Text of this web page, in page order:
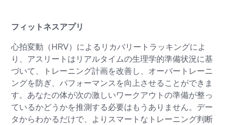
フィットネスアプリ
心拍変動（HRV）によるリカバリートラッキングによ
り、アスリートはリアルタイムの生理学的準備状況に基
づいて、トレーニング計画を改善し、オーバートレーニ
ングを防ぎ、パフォーマンスを向上させることができま
す。あなたの体が次の激しいワークアウトの準備が整っ
ているかどうかを推測する必要はもうありません。デー
タからわかるだけで、よりスマートなトレーニング判断